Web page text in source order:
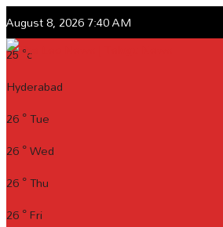
August 8, 2026 7:40 AM
25°c
Hyderabad
26°Tue
26°Wed
26°Thu
26°Fri